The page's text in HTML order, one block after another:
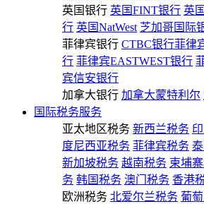
英国银行 英国FINT银行 英
行 英国NatWest 芝加哥国际
菲律宾银行 CTBC银行菲律
行 菲律宾EASTWEST银行
宾信安银行
加拿大银行 加拿大蒙特利尔
国际税务服务
亚太地区税务 新西兰税务
度尼西亚税务 菲律宾税务
新加坡税务 越南税务 柬埔
务 韩国税务 澳门税务 香港
欧洲税务 北爱尔兰税务 葡